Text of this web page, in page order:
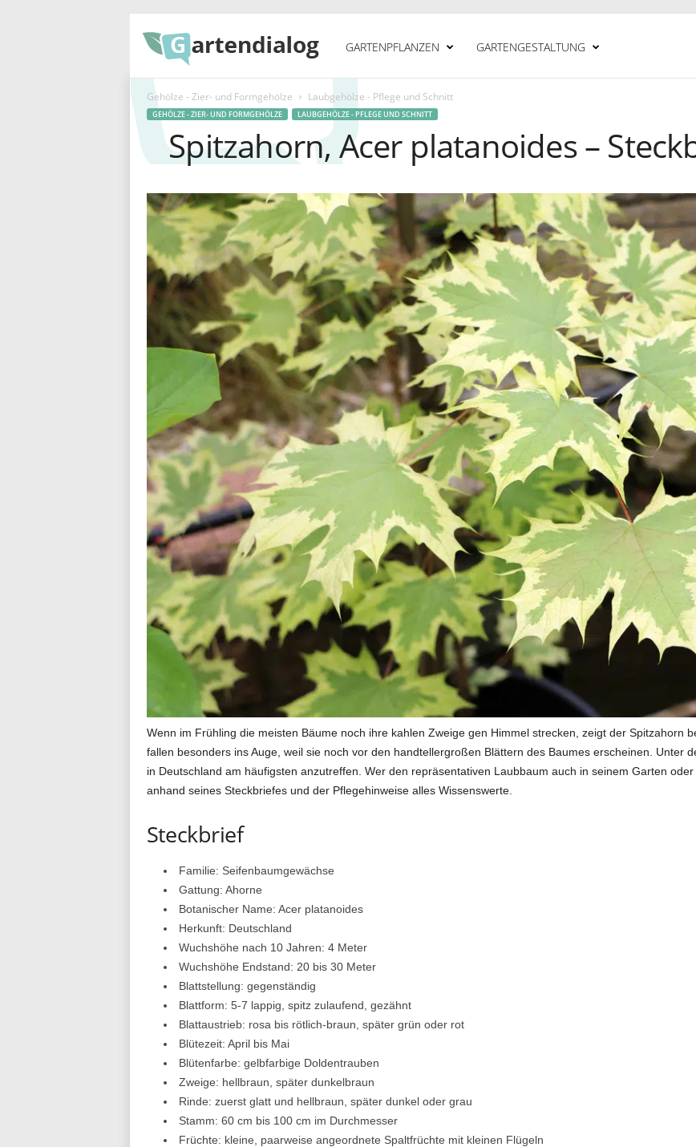
a
t
e
n
d
a
o
g
d
e
GARTENPFLANZEN GARTENGESTALTUNG
Gehölze - Zier- und Formgehölze Laubgehölze - Pflege und Schnitt
GEHÖLZE - ZIER- UND FORMGEHÖLZE LAUBGEHÖLZE - PFLEGE UND SCHNITT
Spitzahorn, Acer platanoides –
Wenn im Frühling die meisten Bäume noch ihre kahlen Zweige gen Himmel strecken, zeigt der Spitzahorn
fallen besonders ins Auge, weil sie noch vor den handtellergroßen Blättern des Baumes erscheinen. Unter
in Deutschland am häufigsten anzutreffen. Wer den repräsentativen Laubbaum auch in seinem Garten
anhand seines Steckbriefes und der Pflegehinweise alles Wissenswerte.
Steckbrief
Familie: Seifenbaumgewächse
Gattung: Ahorne
Botanischer Name: Acer platanoides
Herkunft: Deutschland
Wuchshöhe nach 10 Jahren: 4 Meter
Wuchshöhe Endstand: 20 bis 30 Meter
Blattstellung: gegenständig
Blattform: 5-7 lappig, spitz zulaufend, gezähnt
Blattaustrieb: rosa bis rötlich-braun, später grün oder rot
Blütezeit: April bis Mai
Blütenfarbe: gelbfarbige Doldentrauben
Zweige: hellbraun, später dunkelbraun
Rinde: zuerst glatt und hellbraun, später dunkel oder grau
Stamm: 60 cm bis 100 cm im Durchmesser
Früchte: kleine, paarweise angeordnete Spaltfrüchte mit kleinen Flügeln